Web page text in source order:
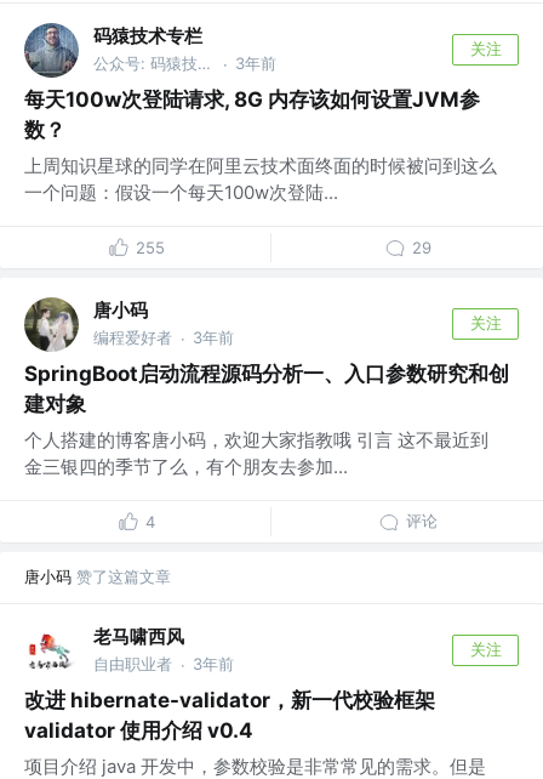
码猿技术专栏
公众号: 码猿技术专栏 @蚂蚁金服 · 3年前
关注
每天100w次登陆请求, 8G 内存该如何设置JVM参
数？
上周知识星球的同学在阿里云技术面终面的时候被问到这么
一个问题：假设一个每天100w次登陆...
255 29
唐小码
编程爱好者 · 3年前
关注
SpringBoot启动流程源码分析一、入口参数研究和创
建对象
个人搭建的博客唐小码，欢迎大家指教哦 引言 这不最近到
金三银四的季节了么，有个朋友去参加...
4 评论
唐小码 赞了这篇文章
老马啸西风
自由职业者 · 3年前
关注
改进 hibernate-validator，新一代校验框架
validator 使用介绍 v0.4
项目介绍 java 开发中，参数校验是非常常见的需求。但是